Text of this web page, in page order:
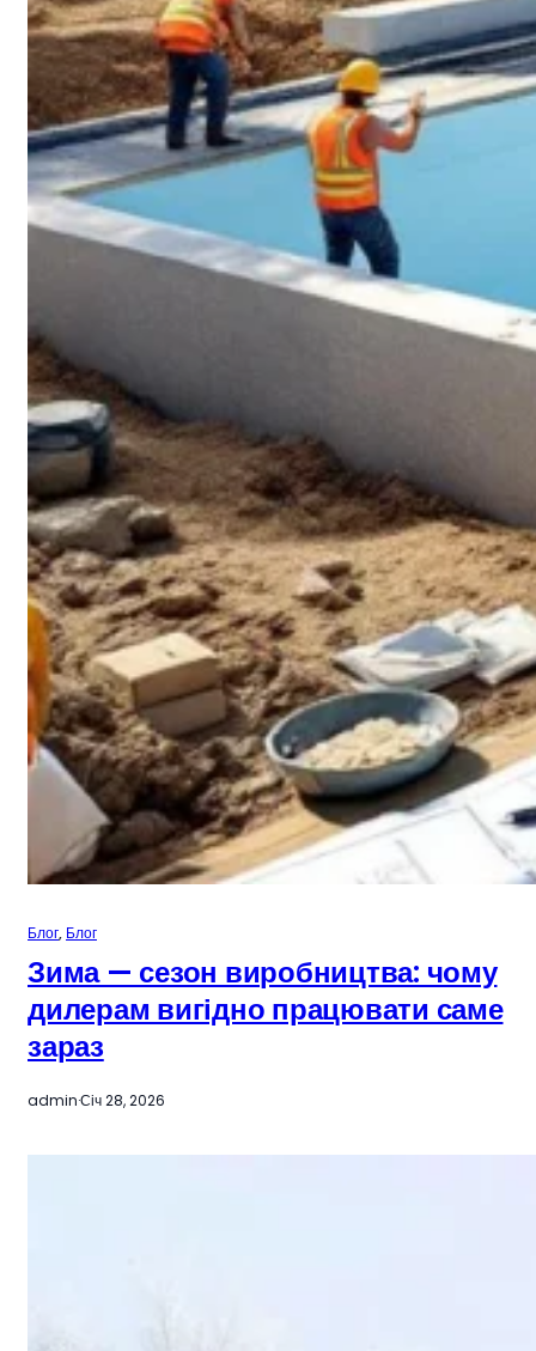
Блог, Блог
Зима — сезон виробництва: чому
дилерам вигідно працювати саме
зараз
admin·Січ 28, 2026